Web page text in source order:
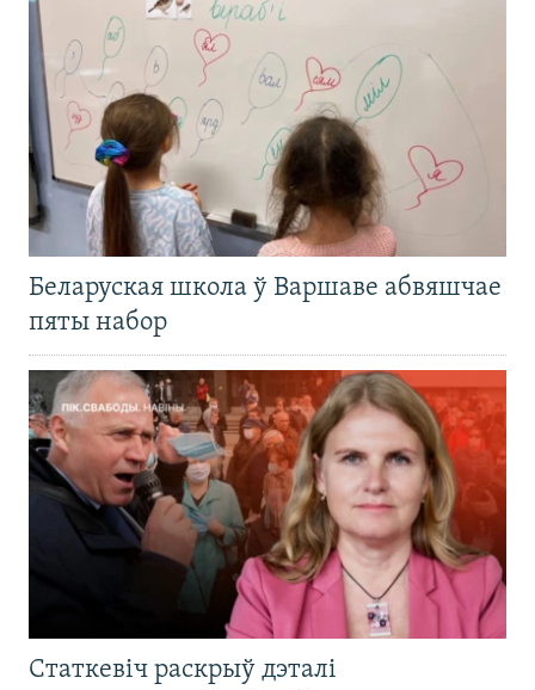
Беларуская школа ў Варшаве абвяшчае
пяты набор
Статкевіч раскрыў дэталі